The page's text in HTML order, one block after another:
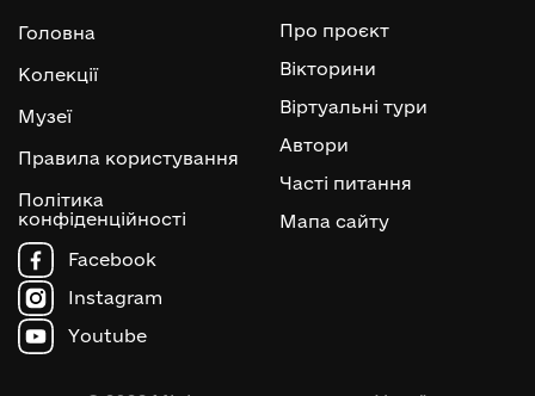
Головна
Колекції
Музеї
Правила користування
Політика
конфіденційності
Про проєкт
Вікторини
Віртуальні тури
Автори
Часті питання
Мапа сайту
Facebook
Instagram
Youtube